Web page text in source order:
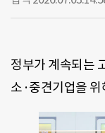
정부가 계속되는
소·중견기업을